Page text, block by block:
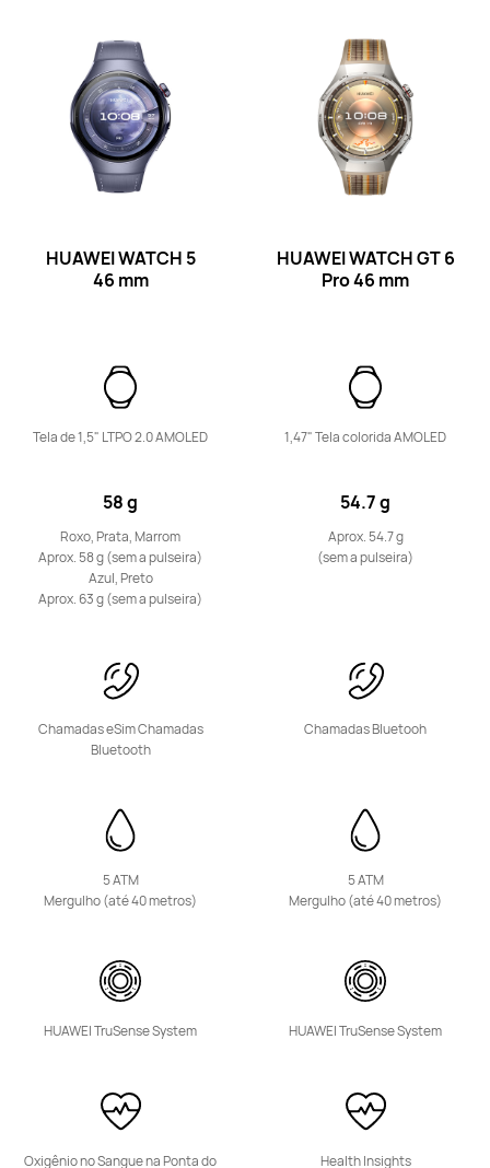
Band Linha
HUAWEI Band 11
Comprar
HUAWEI WATCH 5
46 mm
Tela de 1,5" LTPO 2.0 AMOLED
58 g
Roxo, Prata, Marrom
Aprox. 58 g (sem a pulseira)
Azul, Preto
Aprox. 63 g (sem a pulseira)
Chamadas eSim Chamadas
Bluetooth
5 ATM
Mergulho (até 40 metros)
HUAWEI TruSense System
Oxigênio no Sangue na Ponta do
HUAWEI WATCH GT 6
Pro46 mm
1,47" Tela colorida AMOLED
54.7 g
Aprox. 54.7 g
(sem a pulseira)
Chamadas Bluetooh
5 ATM
Mergulho (até 40 metros)
HUAWEI TruSense System
Health Insights